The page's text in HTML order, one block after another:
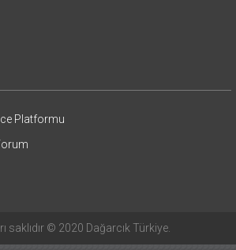
Platformu
saklıdır © 2020 Dağarcık Türkiye.